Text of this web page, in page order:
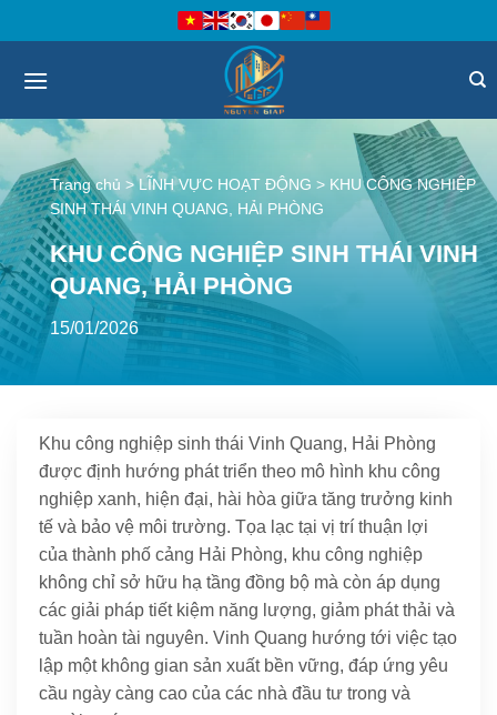
qua
Trang chủ >LĨNH VỰC HOẠT ĐỘNG > KHU CÔNG NGHIỆP
SINH THÁI VINH QUANG, HẢI PHÒNG
KHU CÔNG NGHIỆP SINH THÁI VINH
QUANG, HẢI PHÒNG
15/01/2026
Khu công nghiệp sinh thái Vinh Quang, Hải Phòng
được định hướng phát triển theo mô hình khu công
nghiệp xanh, hiện đại, hài hòa giữa tăng trưởng kinh
tế và bảo vệ môi trường. Tọa lạc tại vị trí thuận lợi
của thành phố cảng Hải Phòng, khu công nghiệp
không chỉ sở hữu hạ tầng đồng bộ mà còn áp dụng
các giải pháp tiết kiệm năng lượng, giảm phát thải và
tuần hoàn tài nguyên. Vinh Quang hướng tới việc tạo
lập một không gian sản xuất bền vững, đáp ứng yêu
cầu ngày càng cao của các nhà đầu tư trong và